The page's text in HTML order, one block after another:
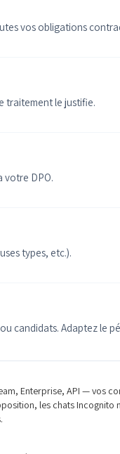
vos obligations
traitement le justifie.
votre DPO.
types, etc.).
candidats. Adaptez le
Enterprise, API — vos
les chats